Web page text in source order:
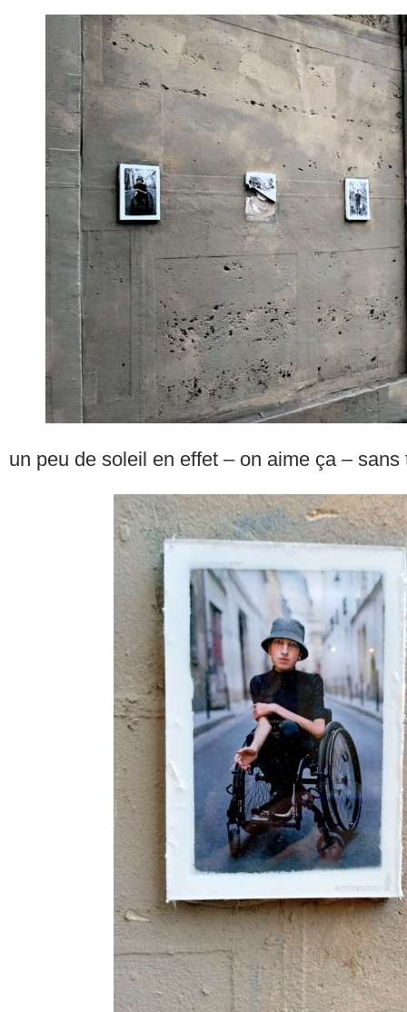
un peu de soleil en effet – on aime ça – sans